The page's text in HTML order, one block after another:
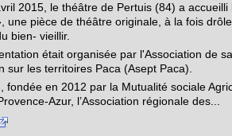
2015, le théâtre de Pertuis (84) a accueilli
une pièce de théâtre originale, à la fois
bien- vieillir.
était organisée par l'Association de
sur les territoires Paca (Asept Paca).
fondée en 2012 par la Mutualité sociale
Azur, l’Association régionale des...